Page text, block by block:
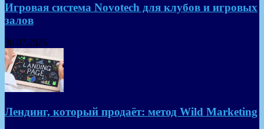
Игровая система Novotech для клубов и игровых
залов
30.07.2026
Лендинг, который продаёт: метод Wild Marketing